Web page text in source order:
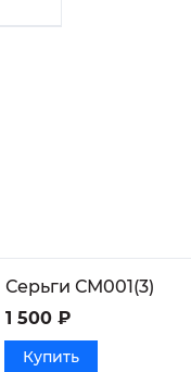
Серьги СМ001(3)
1 500 ₽
Купить